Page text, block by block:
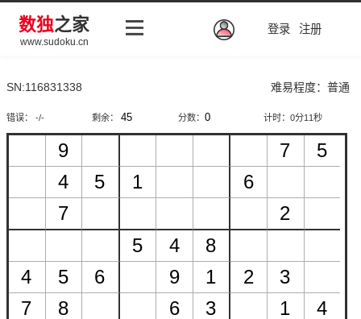
数独之家
www.sudoku.cn
登录 注册
SN:116831338 难易程度：普通
错误： -/- 剩余： 分数： 计时：0分12秒